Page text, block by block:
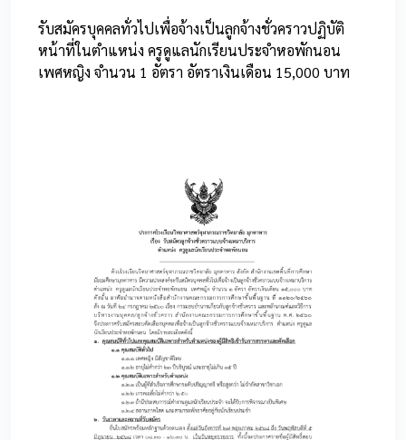
รับสมัครบุคคลทั่วไปเพื่อจ้างเป็นลูกจ้างชั่วคราวปฏิบัติ
หน้าที่ในตำแหน่ง ครูดูแลนักเรียนประจำหอพักนอน
เพศหญิง จำนวน 1 อัตรา อัตราเงินเดือน 15,000 บาท